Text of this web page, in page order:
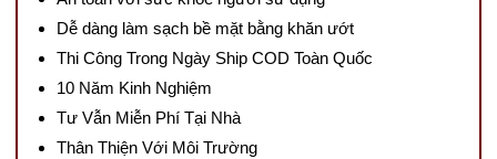
Dễ dàng làm sạch bề mặt bằng khăn ướt
Thi Công Trong Ngày Ship COD Toàn Quốc
10 Năm Kinh Nghiệm
Tư Vẫn Miễn Phí Tại Nhà
Thân Thiện Với Môi Trường